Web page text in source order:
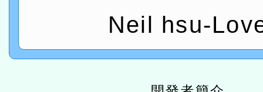
研究院辦理「115年表揚
115年8月22日(星期六)辦
Neil hsu-